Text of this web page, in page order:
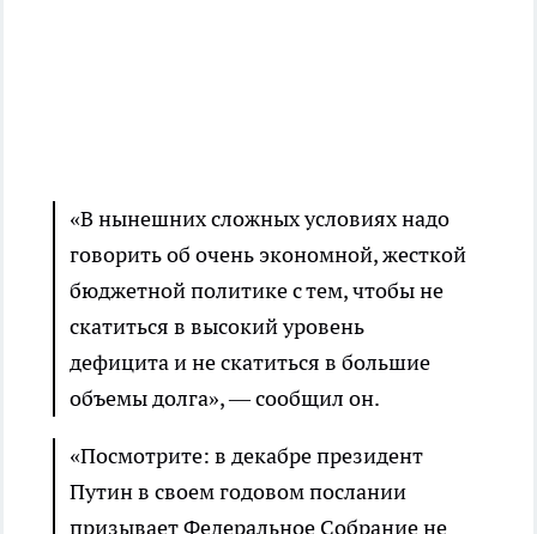
«В нынешних сложных условиях надо
говорить об очень экономной, жесткой
бюджетной политике с тем, чтобы не
скатиться в высокий уровень
дефицита и не скатиться в большие
объемы долга», — сообщил он.
«Посмотрите: в декабре президент
Путин в своем годовом послании
призывает Федеральное Собрание не